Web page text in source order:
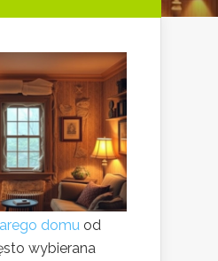
domu od
wybierana